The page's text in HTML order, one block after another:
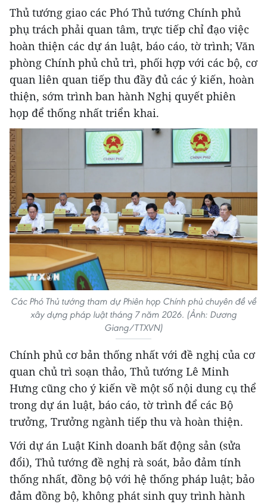
Thủ tướng giao các Phó Thủ tướng Chính phủ
phụ trách phải quan tâm, trực tiếp chỉ đạo việc
hoàn thiện các dự án luật, báo cáo, tờ trình; Văn
phòng Chính phủ chủ trì, phối hợp với các bộ, cơ
quan liên quan tiếp thu đầy đủ các ý kiến, hoàn
thiện, sớm trình ban hành Nghị quyết phiên
họp để thống nhất triển khai.
Các Phó Thủ tướng tham dự Phiên họp Chính phủ chuyên đề về
xây dựng pháp luật tháng 7 năm 2026. (Ảnh: Dương
Giang/TTXVN)
Chính phủ cơ bản thống nhất với đề nghị của cơ
quan chủ trì soạn thảo, Thủ tướng Lê Minh
Hưng cũng cho ý kiến về một số nội dung cụ thể
trong dự án luật, báo cáo, tờ trình để các Bộ
trưởng, Trưởng ngành tiếp thu và hoàn thiện.
Với dự án Luật Kinh doanh bất động sản (sửa
đổi), Thủ tướng đề nghị rà soát, bảo đảm tính
thống nhất, đồng bộ với hệ thống pháp luật; bảo
đảm đồng bộ, không phát sinh quy trình hành